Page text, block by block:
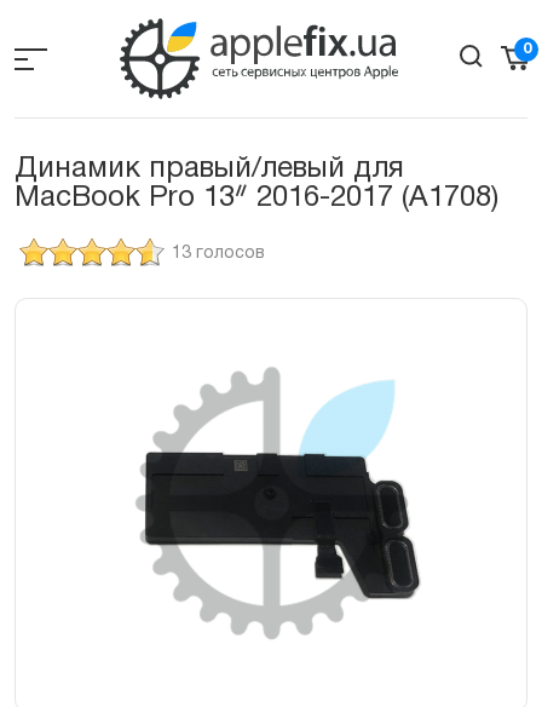
the
0
Динамик правый/левый для
MacBook Pro 13ᐥ 2016-2017 (A1708)
13 голосов